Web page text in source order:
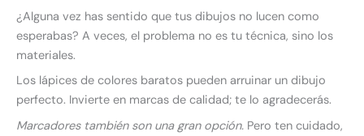
¿Alguna vez has sentido que tus dibujos no lucen como
esperabas? A veces, el problema no es tu técnica, sino los
materiales.
Los lápices de colores baratos pueden arruinar un dibujo
perfecto. Invierte en marcas de calidad; te lo agradecerás.
Marcadores también son una gran opción. Pero ten cuidado,